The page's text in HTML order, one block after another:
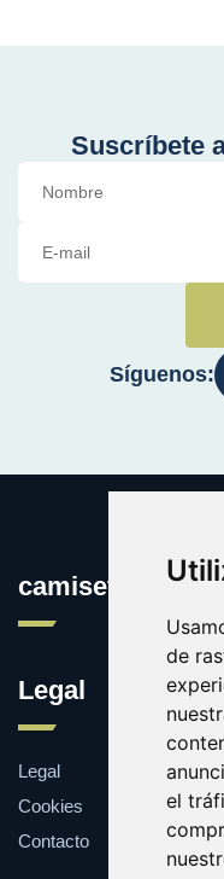
de
el
Suscríbete
Síguenos:
Legal
Legal
Cookies
Contacto